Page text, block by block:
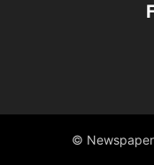
© Newspaper